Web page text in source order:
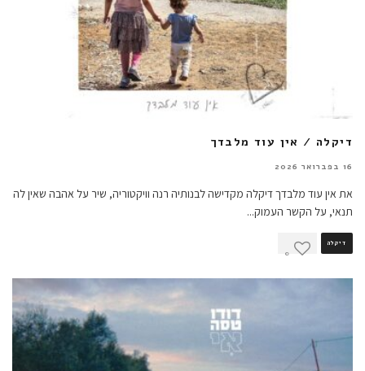
דיקלה / אין עוד מלבדך
16 בפברואר 2026
את אין עוד מלבדך דיקלה מקדישה לבנותיה רנה וויקטוריה, שיר על אהבה שאין לה
תנאי, על הקשר העמוק...
דיקלה
0